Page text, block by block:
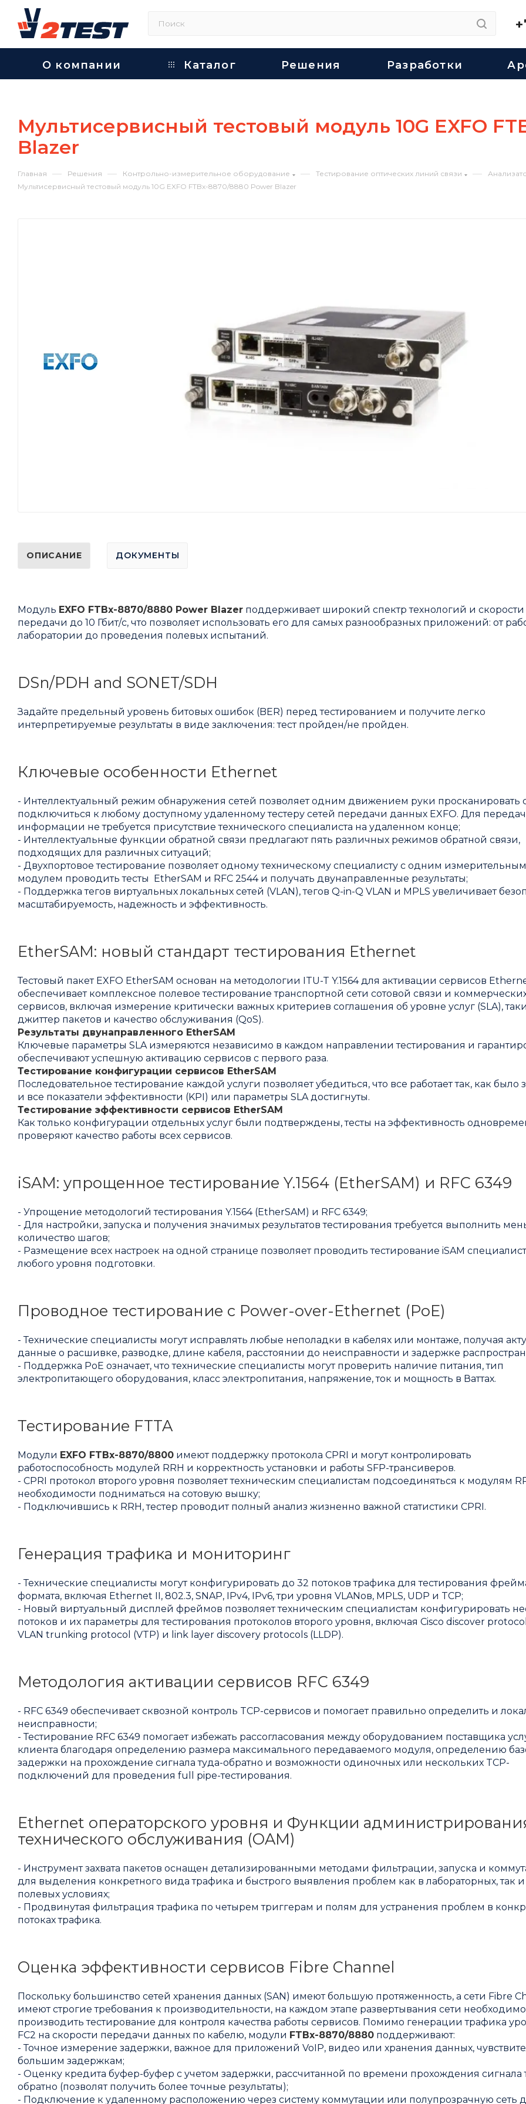
О компании Каталог Решения Разработки
Мультисервисный тестовый модуль 10G EXFO
Blazer
Главная — Решения — Контрольно-измерительное оборудование — Тестирование оптических линий связи —
Мультисервисный тестовый модуль 10G EXFO FTBx-8870/8880 Power Blazer
ОПИСАНИЕ ДОКУМЕНТЫ
Модуль EXFO FTBx-8870/8880 Power Blazer поддерживает широкий спектр технологий и скорости
передачи до 10 Гбит/с, что позволяет использовать его для самых разнообразных приложений: от
лаборатории до проведения полевых испытаний.
DSn/PDH and SONET/SDH
Задайте предельный уровень битовых ошибок (BER) перед тестированием и получите легко
интерпретируемые результаты в виде заключения: тест пройден/не пройден.
Ключевые особенности Ethernet
- Интеллектуальный режим обнаружения сетей позволяет одним движением руки просканировать
подключиться к любому доступному удаленному тестеру сетей передачи данных EXFO. Для
информации не требуется присутствие технического специалиста на удаленном конце;
- Интеллектуальные функции обратной связи предлагают пять различных режимов обратной связи,
подходящих для различных ситуаций;
- Двухпортовое тестирование позволяет одному техническому специалисту с одним измерительным
модулем проводить тесты EtherSAM и RFC 2544 и получать двунаправленные результаты;
- Поддержка тегов виртуальных локальных сетей (VLAN), тегов Q-in-Q VLAN и MPLS увеличивает
масштабируемость, надежность и эффективность.
EtherSAM: новый стандарт тестирования Ethernet
Тестовый пакет EXFO EtherSAM основан на методологии ITU-T Y.1564 для активации сервисов
обеспечивает комплексное полевое тестирование транспортной сети сотовой связи и
сервисов, включая измерение критически важных критериев соглашения об уровне услуг (SLA),
джиттер пакетов и качество обслуживания (QoS).
Результаты двунаправленного EtherSAM
Ключевые параметры SLA измеряются независимо в каждом направлении тестирования и
обеспечивают успешную активацию сервисов с первого раза.
Тестирование конфигурации сервисов EtherSAM
Последовательное тестирование каждой услуги позволяет убедиться, что все работает так, как было
и все показатели эффективности (KPI) или параметры SLA достигнуты.
Тестирование эффективности сервисов EtherSAM
Как только конфигурации отдельных услуг были подтверждены, тесты на эффективность
проверяют качество работы всех сервисов.
iSAM: упрощенное тестирование Y.1564 (EtherSAM) и RFC 6349
- Упрощение методологий тестирования Y.1564 (EtherSAM) и RFC 6349;
- Для настройки, запуска и получения значимых результатов тестирования требуется выполнить
количество шагов;
- Размещение всех настроек на одной странице позволяет проводить тестирование iSAM
любого уровня подготовки.
Проводное тестирование с Power-over-Ethernet (PoE)
- Технические специалисты могут исправлять любые неполадки в кабелях или монтаже, получая
данные о расшивке, разводке, длине кабеля, расстоянии до неисправности и задержке
- Поддержка PoE означает, что технические специалисты могут проверить наличие питания, тип
электропитающего оборудования, класс электропитания, напряжение, ток и мощность в Ваттах.
Тестирование FTTA
Модули EXFO FTBx-8870/8800 имеют поддержку протокола CPRI и могут контролировать
работоспособность модулей RRH и корректность установки и работы SFP-трансиверов.
- CPRI протокол второго уровня позволяет техническим специалистам подсоединяться к модулям
необходимости подниматься на сотовую вышку;
- Подключившись к RRH, тестер проводит полный анализ жизненно важной статистики CPRI.
Генерация трафика и мониторинг
- Технические специалисты могут конфигурировать до 32 потоков трафика для тестирования
формата, включая Ethernet II, 802.3, SNAP, IPv4, IPv6, три уровня VLANов, MPLS, UDP и TCP;
- Новый виртуальный дисплей фреймов позволяет техническим специалистам конфигурировать
потоков и их параметры для тестирования протоколов второго уровня, включая Cisco discover
VLAN trunking protocol (VTP) и link layer discovery protocols (LLDP).
Методология активации сервисов RFC 6349
- RFC 6349 обеспечивает сквозной контроль TCP-сервисов и помогает правильно определить и
неисправности;
- Тестирование RFC 6349 помогает избежать рассогласования между оборудованием поставщика
клиента благодаря определению размера максимального передаваемого модуля, определению
задержки на прохождение сигнала туда-обратно и возможности одиночных или нескольких TCP-
подключений для проведения full pipe-тестирования.
Ethernet операторского уровня и Функции
технического обслуживания (OAM)
- Инструмент захвата пакетов оснащен детализированными методами фильтрации, запуска и
для выделения конкретного вида трафика и быстрого выявления проблем как в лабораторных, так и
полевых условиях;
- Продвинутая фильтрация трафика по четырем триггерам и полям для устранения проблем в
потоках трафика.
Оценка эффективности сервисов Fibre Channel
Поскольку большинство сетей хранения данных (SAN) имеют большую протяженность, а сети Fibre
имеют строгие требования к производительности, на каждом этапе развертывания сети необходимо
производить тестирование для контроля качества работы сервисов. Помимо генерации трафика
FC2 на скорости передачи данных по кабелю, модули FTBx-8870/8880 поддерживают:
- Точное измерение задержки, важное для приложений VoIP, видео или хранения данных,
большим задержкам;
- Оценку кредита буфер-буфер с учетом задержки, рассчитанной по времени прохождения сигнала
обратно (позволят получить более точные результаты);
- Подключение к удаленному расположению через систему коммутации или полупрозрачную сеть